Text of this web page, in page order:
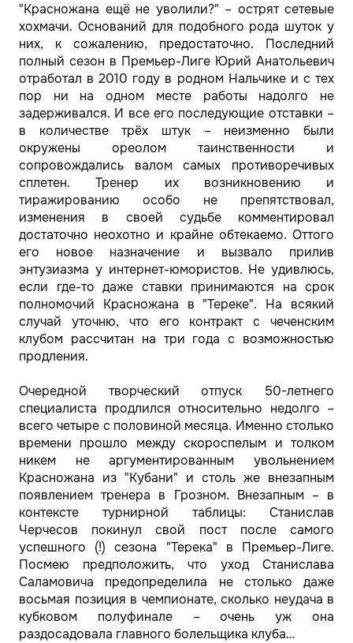
"Красножана ещё не уволили?" – острят сетевые
хохмачи. Оснований для подобного рода шуток у
них, к сожалению, предостаточно. Последний
полный сезон в Премьер-Лиге Юрий Анатольевич
отработал в 2010 году в родном Нальчике и с тех
пор ни на одном месте работы надолго не
задерживался. И все его последующие отставки –
в количестве трёх штук – неизменно были
окружены ореолом таинственности и
сопровождались валом самых противоречивых
сплетен. Тренер их возникновению и
тиражированию особо не препятствовал,
изменения в своей судьбе комментировал
достаточно неохотно и крайне обтекаемо. Оттого
его новое назначение и вызвало прилив
энтузиазма у интернет-юмористов. Не удивлюсь,
если где-то даже ставки принимаются на срок
полномочий Красножана в "Тереке". На всякий
случай уточню, что его контракт с чеченским
клубом рассчитан на три года с возможностью
продления.
Очередной творческий отпуск 50-летнего
специалиста продлился относительно недолго –
всего четыре с половиной месяца. Именно столько
времени прошло между скороспелым и толком
никем не аргументированным увольнением
Красножана из "Кубани" и столь же внезапным
появлением тренера в Грозном. Внезапным – в
контексте турнирной таблицы: Станислав
Черчесов покинул свой пост после самого
успешного (!) сезона "Терека" в Премьер-Лиге.
Посмею предположить, что уход Станислава
Саламовича предопределила не столько даже
восьмая позиция в чемпионате, сколько неудача в
кубковом полуфинале – очень уж она
раздосадовала главного болельщика клуба…